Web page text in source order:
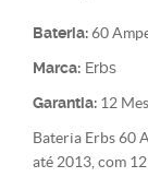
Bateria:60
Marca: Erbs
Garantia: 12
Bateria Erbs 60
até 2013, com